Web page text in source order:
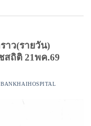
าว(รายวัน)
สถิติ 21พค.69
BANKHAIHOSPITAL